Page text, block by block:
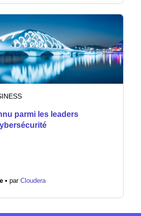
parmi les leaders
• par Cloudera